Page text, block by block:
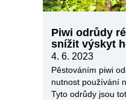
Piwi odrůdy
snížit výskyt
chorob u révy
4. 6. 2023
Pěstováním piwi
nutnost používání
Tyto odrůdy jsou